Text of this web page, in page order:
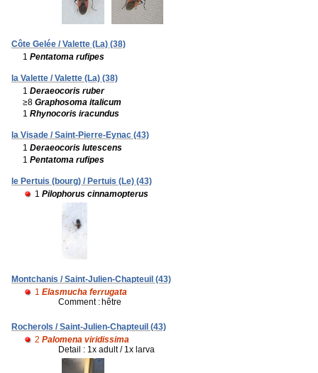
Côte Gelée / Valette (La) (38)
1 Pentatoma rufipes
la Valette / Valette (La) (38)
1 Deraeocoris ruber
≥8 Graphosoma italicum
1 Rhynocoris iracundus
la Visade / Saint-Pierre-Eynac (43)
1 Deraeocoris lutescens
1 Pentatoma rufipes
le Pertuis (bourg) / Pertuis (Le) (43)
1 Pilophorus cinnamopterus
Montchanis / Saint-Julien-Chapteuil (43)
1 Elasmucha ferrugata
Comment :hêtre
Rocherols / Saint-Julien-Chapteuil (43)
2 Palomena viridissima
Detail : 1x adult / 1x larva